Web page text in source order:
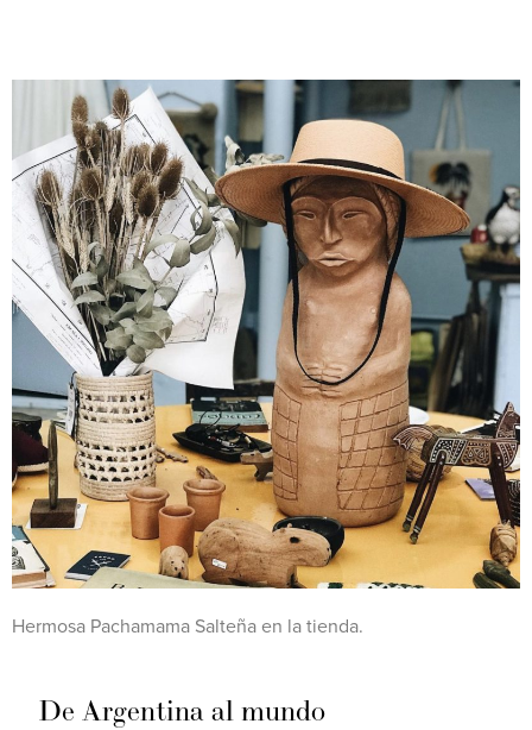
Hermosa Pachamama Salteña en la tienda.
De Argentina al mundo